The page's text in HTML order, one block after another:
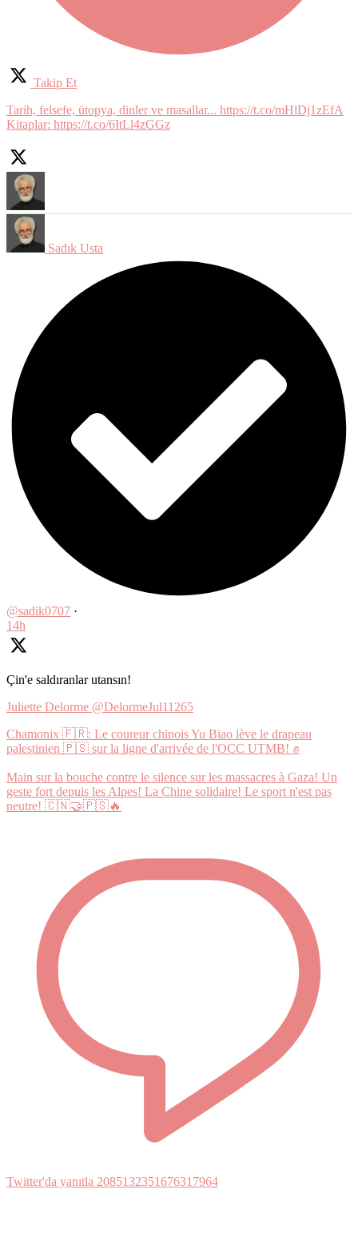
Takip Et
Tarih, felsefe, ütopya, dinler ve masallar... https://t.co/mHlDj1zEfA
Kitaplar: https://t.co/6ItLl4zGGz
Sadık Usta
@sadik0707 ·
14h
Çin'e saldıranlar utansın!
Juliette Delorme @DelormeJul11265
Chamonix 🇫🇷: Le coureur chinois Yu Biao lève le drapeau
palestinien 🇵🇸 sur la ligne d'arrivée de l'OCC UTMB! ✊️
Main sur la bouche contre le silence sur les massacres à Gaza! Un
geste fort depuis les Alpes! La Chine solidaire! Le sport n'est pas
neutre! 🇨🇳🤝🇵🇸🔥
Twitter'da yanıtla 2085132351676317964